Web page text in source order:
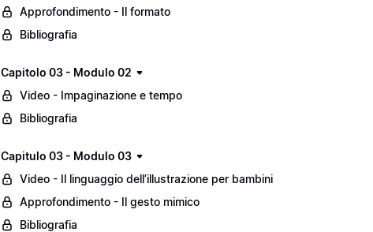
Approfondimento - Il formato
Bibliografia
Capitolo 03 - Modulo 02
Video - Impaginazione e tempo
Bibliografia
Capitulo 03 - Modulo 03
Video - Il linguaggio dell’illustrazione per bambini
Approfondimento - Il gesto mimico
Bibliografia